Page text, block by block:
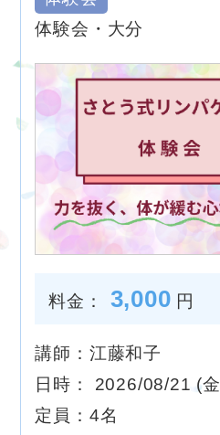
体験会・大分
料金： 3,000 円
講師：江藤和子
日時： 2026/08/21 (
定員：4名